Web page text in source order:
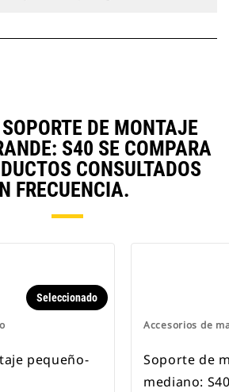
DE MONTAJE
S40 SE COMPARA
CONSULTADOS
FRECUENCIA.
Seleccionado
pequeño-
Accesorios de
Soporte de
mediano: